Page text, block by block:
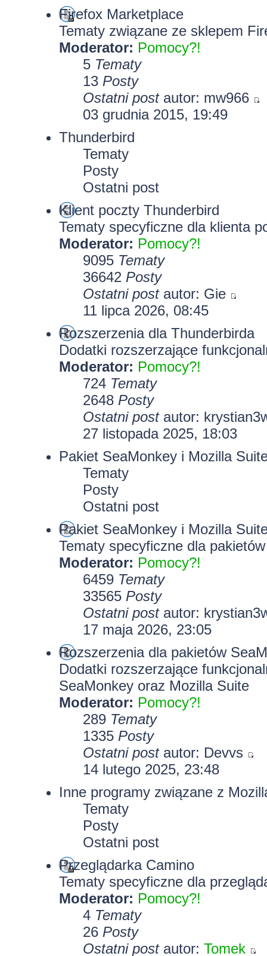
Firefox Marketplace
Tematy związane ze sklepem
Moderator: Pomocy?!
5 Tematy
13 Posty
Ostatni postautor: mw966
03 grudnia 2015, 19:49
Thunderbird
Tematy
Posty
Ostatni post
Klient poczty Thunderbird
Tematy specyficzne dla klienta
Moderator: Pomocy?!
9095 Tematy
36642 Posty
Ostatni postautor: Gie
11 lipca 2026, 08:45
Rozszerzenia dla Thunderbirda
Dodatki rozszerzające
Moderator: Pomocy?!
724 Tematy
2648 Posty
Ostatni postautor:
27 listopada 2025, 18:03
Pakiet SeaMonkey i Mozilla
Tematy
Posty
Ostatni post
Pakiet SeaMonkey i Mozilla
Tematy specyficzne dla
Moderator: Pomocy?!
6459 Tematy
33565 Posty
Ostatni postautor:
17 maja 2026, 23:05
Rozszerzenia dla pakietów
Dodatki rozszerzające
SeaMonkey oraz Mozilla Suite
Moderator: Pomocy?!
289 Tematy
1335 Posty
Ostatni postautor: Devvs
14 lutego 2025, 23:48
Inne programy związane z
Tematy
Posty
Ostatni post
Przeglądarka Camino
Tematy specyficzne dla
Moderator: Pomocy?!
4 Tematy
26 Posty
Ostatni postautor: Tomek